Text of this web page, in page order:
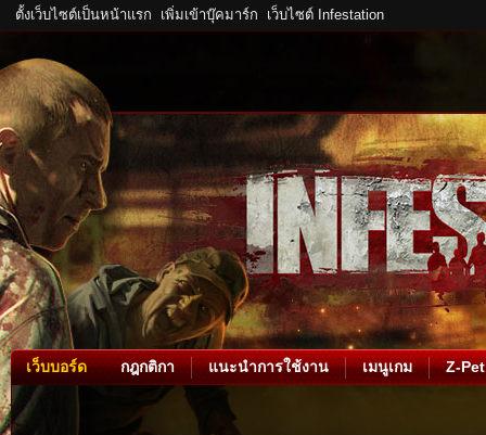
ตั้งเว็บไซต์เป็นหน้าแรก เพิ่มเข้าบุ๊คมาร์ก เว็บไซต์ Infestation
เว็บบอร์ด กฎกติกา แนะนำการใช้งาน เมนูเกม Z-Pet